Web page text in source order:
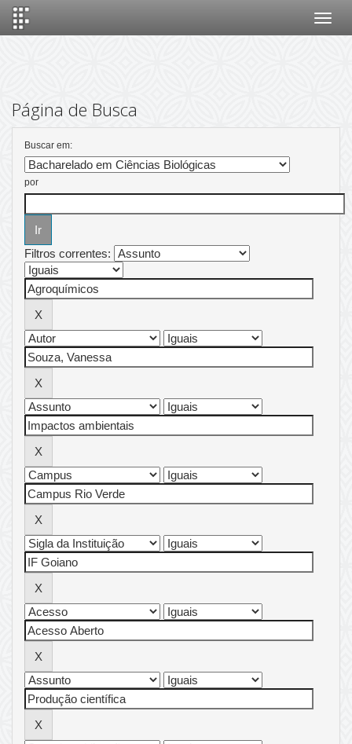
Página de Busca
Buscar em:
por
Filtros correntes: